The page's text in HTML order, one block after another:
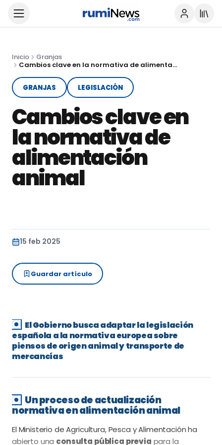
Inicio
Granjas
Cambios clave en la normativa de alimentación animal
GRANJAS LEGISLACIÓN
Cambios clave en
la normativa de
alimentación
animal
15 feb 2025
Guardar artículo
El Gobierno busca adaptar la legislación
española a la normativa europea sobre
piensos de origen animal y transporte de
mercancías
Un proceso de actualización
normativa en alimentación animal
El Ministerio de Agricultura, Pesca y Alimentación ha
abierto una consulta pública previa para la